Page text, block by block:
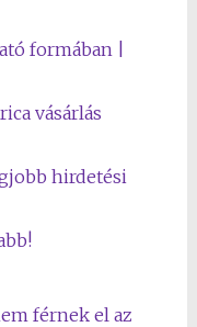
formában |
vásárlás
hirdetési
férnek el az